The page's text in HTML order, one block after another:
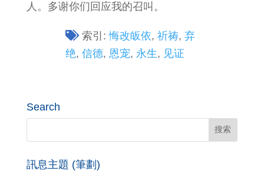
人。多谢你们回应我的召叫。
索引:悔改皈依, 祈祷, 弃
绝,信德,恩宠, 永生, 见证
Search
訊息主題 (筆劃)